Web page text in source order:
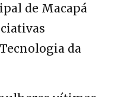
de Macapá
da